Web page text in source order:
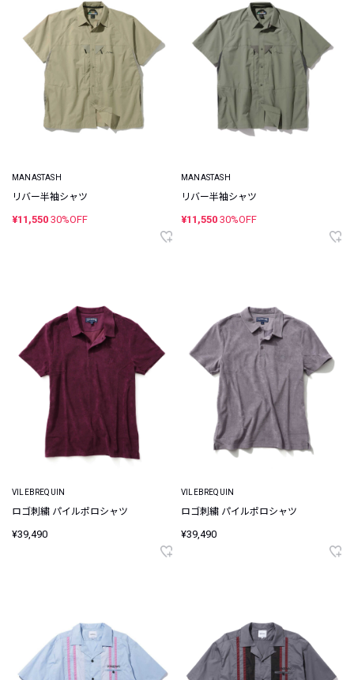
MANASTASH
リバー半袖シャツ
¥11,550 30%OFF
MANASTASH
リバー半袖シャツ
¥11,550 30%OFF
VILEBREQUIN
ロゴ刺繍 パイルポロシャツ
¥39,490
VILEBREQUIN
ロゴ刺繍 パイルポロシャツ
¥39,490